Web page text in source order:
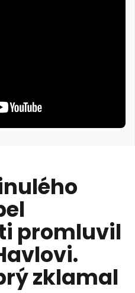
promluvil
zklamal